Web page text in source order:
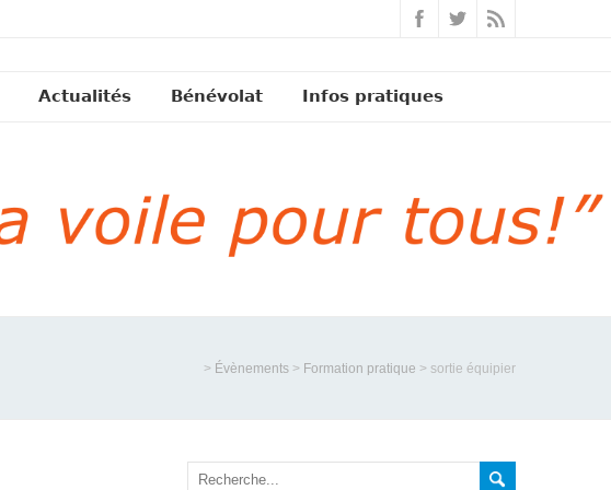
Actualités Bénévolat Infos pratiques
> Évènements > Formation pratique > sortie équipier